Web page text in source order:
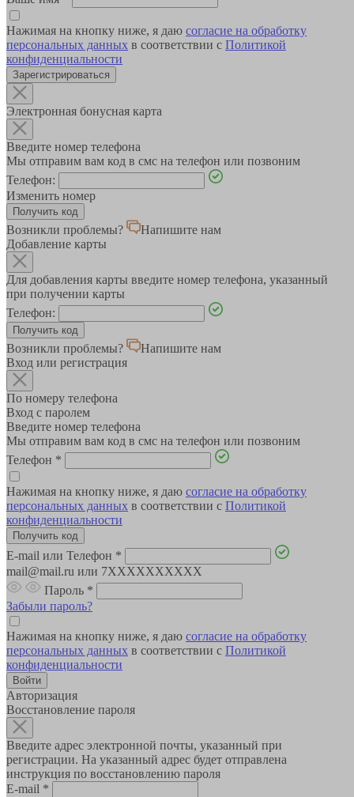
Нажимая на кнопку ниже, я даю согласие на обработку
персональных данных в соответствии с Политикой
конфиденциальности
Зарегистрироваться
Электронная бонусная карта
Введите номер телефона
Мы отправим вам код в смс на телефон или позвоним
Телефон:
Изменить номер
Возникли проблемы?
Напишите нам
Добавление карты
Для добавления карты введите номер телефона, указанный
при получении карты
Телефон:
Возникли проблемы?
Напишите нам
Вход или регистрация
По номеру телефона
Вход с паролем
Введите номер телефона
Мы отправим вам код в смс на телефон или позвоним
Телефон *
Нажимая на кнопку ниже, я даю согласие на обработку
персональных данных в соответствии с Политикой
конфиденциальности
E-mail или Телефон *
mail@mail.ru или 7XXXXXXXXXX
Пароль *
Забыли пароль?
Нажимая на кнопку ниже, я даю согласие на обработку
персональных данных в соответствии с Политикой
конфиденциальности
Авторизация
Восстановление пароля
Введите адрес электронной почты, указанный при
регистрации. На указанный адрес будет отправлена
инструкция по восстановлению пароля
E-mail *